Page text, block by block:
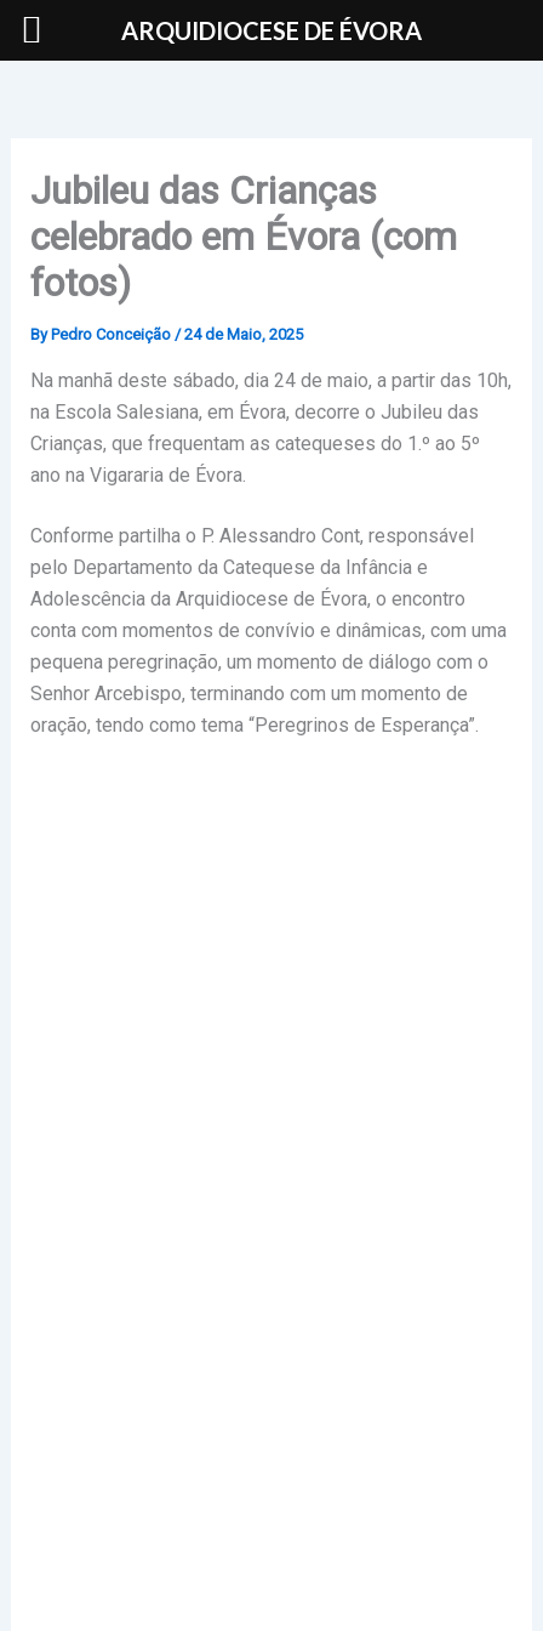
Skip
Jubileu das Crianças
celebrado em Évora (com
fotos)
By Pedro Conceição /24 de Maio, 2025
Na manhã deste sábado, dia 24 de maio, a partir das 10h,
na Escola Salesiana, em Évora, decorre o Jubileu das
Crianças, que frequentam as catequeses do 1.º ao 5º
ano na Vigararia de Évora.
Conforme partilha o P. Alessandro Cont, responsável
pelo Departamento da Catequese da Infância e
Adolescência da Arquidiocese de Évora, o encontro
conta com momentos de convívio e dinâmicas, com uma
pequena peregrinação, um momento de diálogo com o
Senhor Arcebispo, terminando com um momento de
oração, tendo como tema “Peregrinos de Esperança”.
ARQUIDIOCESE DE ÉVORA